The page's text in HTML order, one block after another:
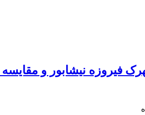
فیروزه نیشابور و مقایسه